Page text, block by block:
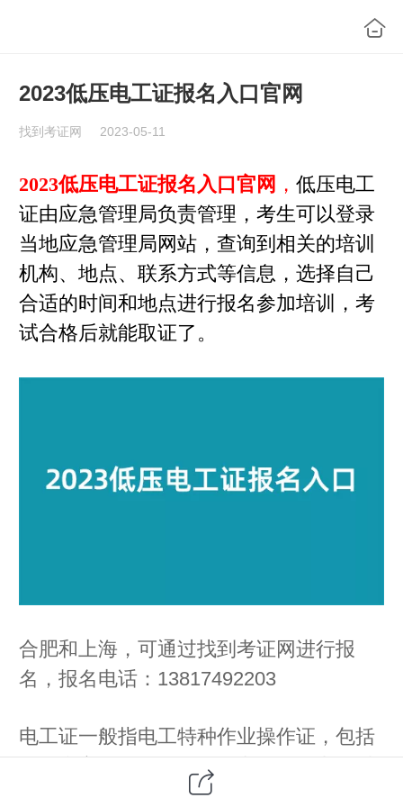
2023低压电工证报名入口官网
找到考证网 2023-05-11
2023低压电工证报名入口官网 ， 低压电工
证由应急管理局负责管理，考生可以登录
当地应急管理局网站，查询到相关的培训
机构、地点、联系方式等信息，选择自己
合适的时间和地点进行报名参加培训，考
试合格后就能取证了。
合肥和上海，可通过找到考证网进行报
名，报名电话：13817492203
电工证一般指电工特种作业操作证，包括
低压和高压操作证，低压电工证证书可以
在应急管理局官方网站查询，证书三年复